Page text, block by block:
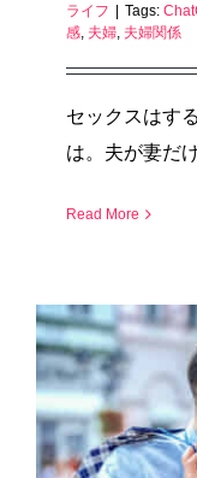
ライフ
Tags:
感, 夫婦, 夫婦関係
セックスはす
は。夫が妻だ
Read More